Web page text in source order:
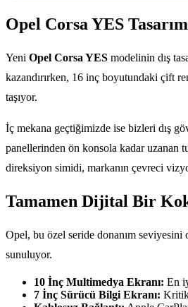
Opel Corsa YES
Yeni Opel Corsa YES modelinin dış
kazandırırken, 16 inç boyutundaki çift
taşıyor.
İç mekana geçtiğimizde ise bizleri dış
panellerinden ön konsola kadar uzanan
direksiyon simidi, markanın çevreci
Tamamen Dijital Bir
Opel, bu özel seride donanım
sunuluyor.
10 İnç Multimedya Ekranı: En
7 İnç Sürücü Bilgi Ekranı: Kritik